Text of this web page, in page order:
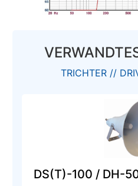
TRICHTER //
DS(T)-100 / DH-